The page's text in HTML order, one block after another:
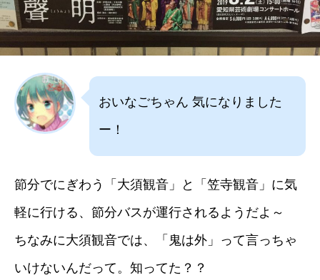
おいなごちゃん 気になりました
ー！
節分でにぎわう「大須観音」と「笠寺観音」に気
軽に行ける、節分バスが運行されるようだよ～
ちなみに大須観音では、「鬼は外」って言っちゃ
いけないんだって。知ってた？？